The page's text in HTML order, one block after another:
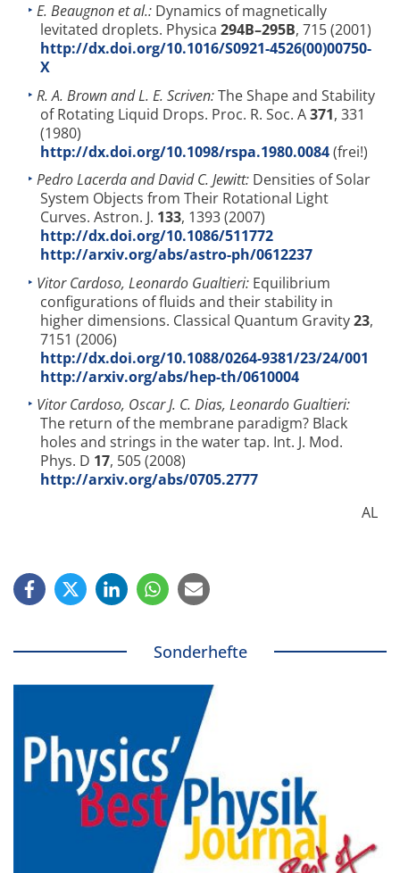
E. Beaugnon et al.: Dynamics of magnetically
levitated droplets. Physica 294B–295B, 715 (2001)
http://dx.doi.org/10.1016/S0921-4526(00)00750-
X
R. A. Brown and L. E. Scriven:The Shape and Stability
of Rotating Liquid Drops. Proc. R. Soc. A371, 331
(1980)
http://dx.doi.org/10.1098/rspa.1980.0084(frei!)
Pedro Lacerda and David C. Jewitt: Densities of Solar
System Objects from Their Rotational Light
Curves. Astron. J. 133, 1393 (2007)
http://dx.doi.org/10.1086/511772
http://arxiv.org/abs/astro-ph/0612237
Vitor Cardoso, Leonardo Gualtieri: Equilibrium
configurations of fluids and their stability in
higher dimensions. Classical Quantum Gravity23,
7151 (2006)
http://dx.doi.org/10.1088/0264-9381/23/24/001
http://arxiv.org/abs/hep-th/0610004
Vitor Cardoso, Oscar J. C. Dias, Leonardo Gualtieri:
The return of the membrane paradigm? Black
holes and strings in the water tap. Int. J. Mod.
Phys. D 17, 505 (2008)
http://arxiv.org/abs/0705.2777
AL
Sonderhefte